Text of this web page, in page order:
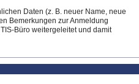
Daten (z. B. neuer Name, neue
Bemerkungen zur Anmeldung
Büro weitergeleitet und damit